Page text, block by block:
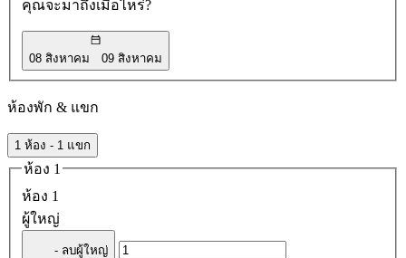
คุณจะมาถึงเมื่อไหร่?
08 สิงหาคม 09 สิงหาคม
ห้องพัก & แขก
1 ห้อง - 1 แขก
ห้อง 1
ห้อง 1
ผู้ใหญ่
- ลบผู้ใหญ่